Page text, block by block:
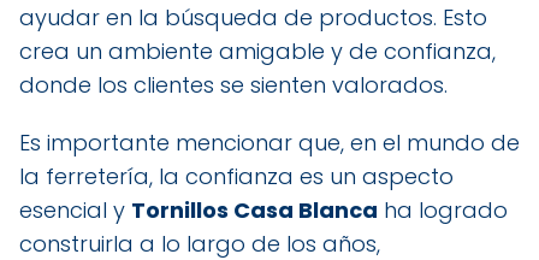
ayudar en la búsqueda de productos. Esto
crea un ambiente amigable y de confianza,
donde los clientes se sienten valorados.
Es importante mencionar que, en el mundo de
la ferretería, la confianza es un aspecto
esencial y Tornillos Casa Blanca ha logrado
construirla a lo largo de los años,